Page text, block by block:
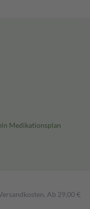
Medikationsplan
Ab 29,00 €